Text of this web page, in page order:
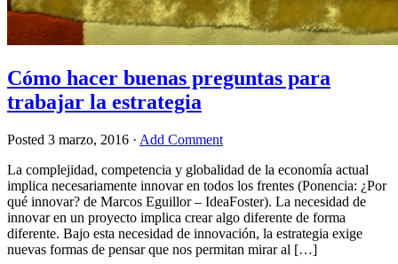
Cómo hacer buenas preguntas para
trabajar la estrategia
Posted 3 marzo, 2016 · Add Comment
La complejidad, competencia y globalidad de la economía actual
implica necesariamente innovar en todos los frentes (Ponencia: ¿Por
qué innovar? de Marcos Eguillor – IdeaFoster). La necesidad de
innovar en un proyecto implica crear algo diferente de forma
diferente. Bajo esta necesidad de innovación, la estrategia exige
nuevas formas de pensar que nos permitan mirar al […]